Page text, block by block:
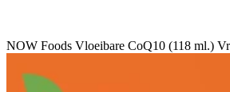
NOW Foods Vloeibare CoQ10 (118 ml.)